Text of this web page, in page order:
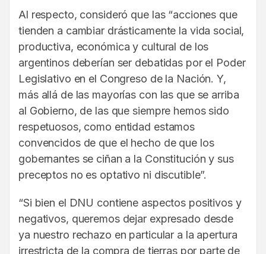
Al respecto, consideró que las “acciones que
tienden a cambiar drásticamente la vida social,
productiva, económica y cultural de los
argentinos deberían ser debatidas por el Poder
Legislativo en el Congreso de la Nación. Y,
más allá de las mayorías con las que se arriba
al Gobierno, de las que siempre hemos sido
respetuosos, como entidad estamos
convencidos de que el hecho de que los
gobernantes se ciñan a la Constitución y sus
preceptos no es optativo ni discutible”.
“Si bien el DNU contiene aspectos positivos y
negativos, queremos dejar expresado desde
ya nuestro rechazo en particular a la apertura
irrestricta de la compra de tierras por parte de